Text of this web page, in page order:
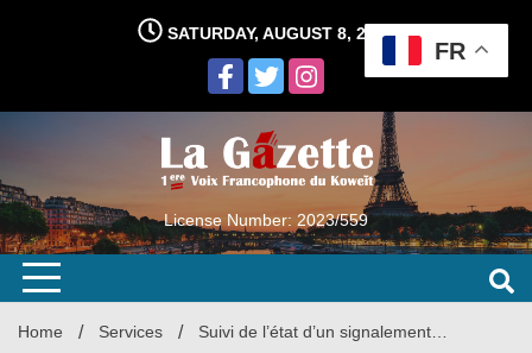
SATURDAY, AUGUST 8, 2026
License Number: 2023/559
Home Services Suivi de l’état d’un signalement…
FR